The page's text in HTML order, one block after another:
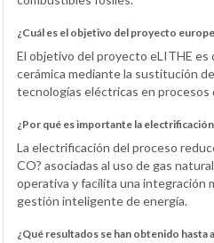
¿Cuál es el objetivo del proyecto
El objetivo del proyecto eLITHE es
cerámica mediante la sustitución
tecnologías eléctricas en
¿Por qué es importante la
La electrificación del proceso
CO? asociadas al uso de gas
operativa y facilita una integración
gestión inteligente de energía.
¿Qué resultados se han obtenido hasta